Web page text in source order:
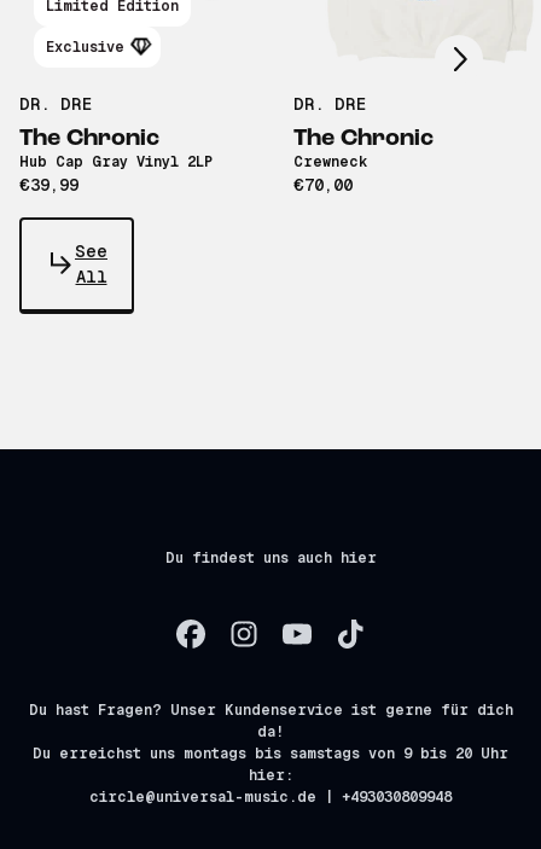
Limited Edition
Exclusive
DR. DRE
The Chronic
Hub Cap Gray Vinyl 2LP
€39,99
DR. DRE
The Chronic
Crewneck
€70,00
See
All
Du findest uns auch hier
Du hast Fragen? Unser Kundenservice ist gerne für dich
da!
Du erreichst uns montags bis samstags von 9 bis 20 Uhr
hier:
circle@universal-music.de | +493030809948